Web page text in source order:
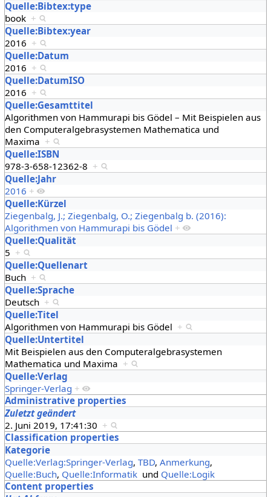
Quelle:Bibtex:type
book +
Quelle:Bibtex:year
2016 +
Quelle:Datum
2016 +
Quelle:DatumISO
2016 +
Quelle:Gesamttitel
Algorithmen von Hammurapi bis Gödel – Mit Beispielen aus
den Computeralgebrasystemen Mathematica und
Maxima +
Quelle:ISBN
978-3-658-12362-8 +
Quelle:Jahr
2016 +
Quelle:Kürzel
Ziegenbalg, J.; Ziegenbalg, O.; Ziegenbalg b. (2016):
Algorithmen von Hammurapi bis Gödel +
Quelle:Qualität
5 +
Quelle:Quellenart
Buch +
Quelle:Sprache
Deutsch +
Quelle:Titel
Algorithmen von Hammurapi bis Gödel +
Quelle:Untertitel
Mit Beispielen aus den Computeralgebrasystemen
Mathematica und Maxima +
Quelle:Verlag
Springer-Verlag +
Administrative properties
Zuletzt geändert
2. Juni 2019, 17:41:30 +
Classification properties
Kategorie
Quelle:Verlag:Springer-Verlag, TBD, Anmerkung,
Quelle:Buch, Quelle:Informatikund Quelle:Logik
Content properties